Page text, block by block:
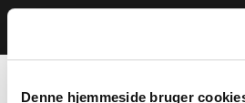
Denne hjemmeside bruger